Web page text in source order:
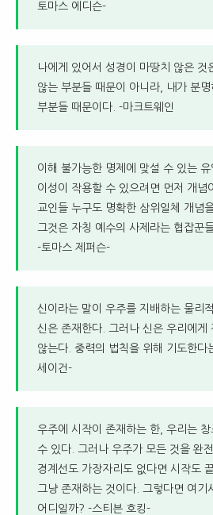
토마스 에디슨-
나에게 있어서 성경이 마땅치 않은 것
않는 부분들 때문이 아니라, 내가 분
부분들 때문이다. -마크트웨인
이해 불가능한 명제에 맞설 수 있는 유
이성이 작용할 수 있으려면 먼저 개념
교인들 누구도 명확한 삼위일체 개념
그것은 자칭 예수의 사제라는 협잡꾼
-토마스 제퍼슨-
신이라는 말이 우주를 지배하는 물리
신은 존재한다. 그러나 신은 우리에게
않는다. 중력의 법칙을 위해 기도한다
세이건-
우주에 시작이 존재하는 한, 우리는
수 있다. 그러나 우주가 모든 것을 완
경계선도 가장자리도 없다면 시작도
그냥 존재하는 것이다. 그렇다면 여기
어디일까? -스티븐 호킹-